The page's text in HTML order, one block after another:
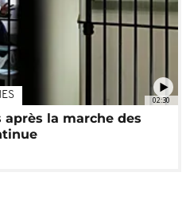
02:30
après la marche des